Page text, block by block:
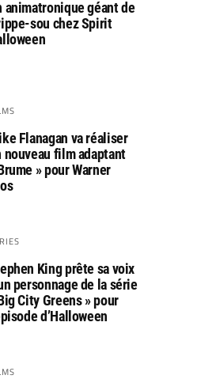
animatronique géant de
sou chez Spirit
Flanagan va réaliser
nouveau film adaptant
» pour Warner
King prête sa voix
personnage de la série
City Greens » pour
d’Halloween